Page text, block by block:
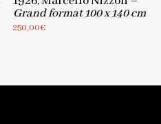
Grand format 100 x 140 cm
250,00€